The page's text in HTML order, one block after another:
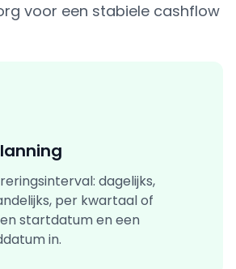
voor een stabiele cashflow
dagelijks,
per kwartaal of
startdatum en een
in.